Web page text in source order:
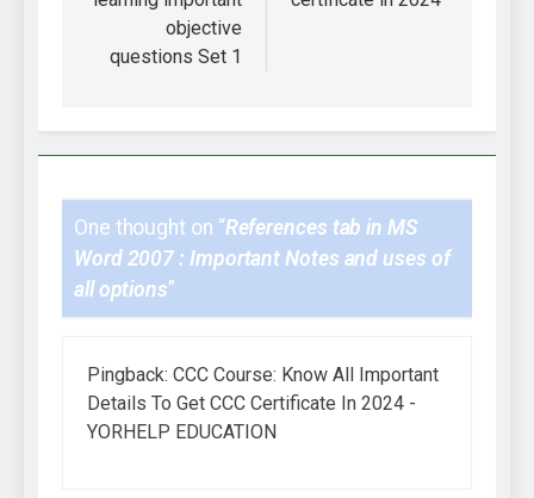
objective
questions Set 1
One thought on “References tab in MS
Word 2007 : Important Notes and uses of
all options”
Pingback: CCC Course: Know All Important
Details To Get CCC Certificate In 2024 -
YORHELP EDUCATION